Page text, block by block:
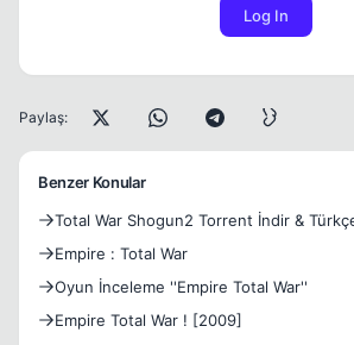
Log In
Paylaş:
Benzer Konular
Total War Shogun2 Torrent İndir &
Empire : Total War
Oyun İnceleme ''Empire Total War''
Empire Total War ! [2009]